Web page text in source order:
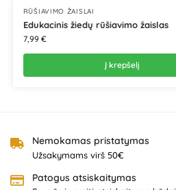
RŪŠIAVIMO ŽAISLAI
Edukacinis žiedų rūšiavimo žaislas
7,99 €
Į krepšelį
Nemokamas pristatymas
Užsakymams virš 50€
Patogus atsiskaitymas